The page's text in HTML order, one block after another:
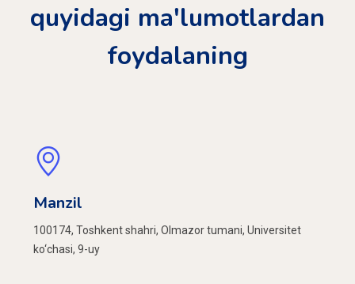
quyidagi ma'lumotlardan
foydalaning
Manzil
100174, Toshkent shahri, Olmazor tumani, Universitet
ko‘chasi, 9-uy